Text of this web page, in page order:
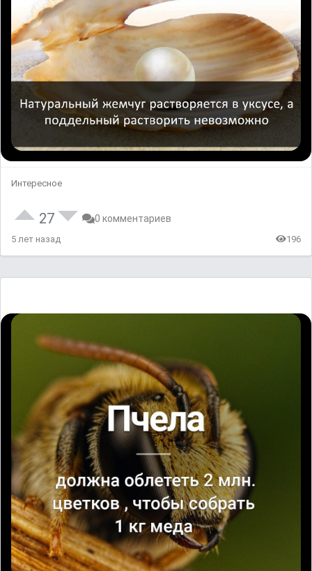
Интересное
27 0 комментариев
5 лет назад 196